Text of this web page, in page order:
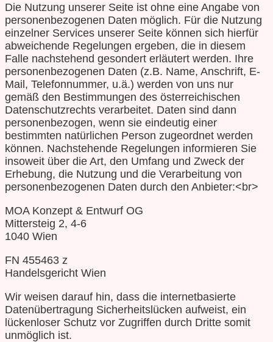
Die Nutzung unserer Seite ist ohne eine Angabe von
personenbezogenen Daten möglich. Für die Nutzung
einzelner Services unserer Seite können sich hierfür
abweichende Regelungen ergeben, die in diesem
Falle nachstehend gesondert erläutert werden. Ihre
personenbezogenen Daten (z.B. Name, Anschrift, E-
Mail, Telefonnummer, u.ä.) werden von uns nur
gemäß den Bestimmungen des österreichischen
Datenschutzrechts verarbeitet. Daten sind dann
personenbezogen, wenn sie eindeutig einer
bestimmten natürlichen Person zugeordnet werden
können. Nachstehende Regelungen informieren Sie
insoweit über die Art, den Umfang und Zweck der
Erhebung, die Nutzung und die Verarbeitung von
personenbezogenen Daten durch den Anbieter:<br>
MOA Konzept & Entwurf OG
Mittersteig 2, 4-6
1040 Wien
FN 455463 z
Handelsgericht Wien
Wir weisen darauf hin, dass die internetbasierte
Datenübertragung Sicherheitslücken aufweist, ein
lückenloser Schutz vor Zugriffen durch Dritte somit
unmöglich ist.